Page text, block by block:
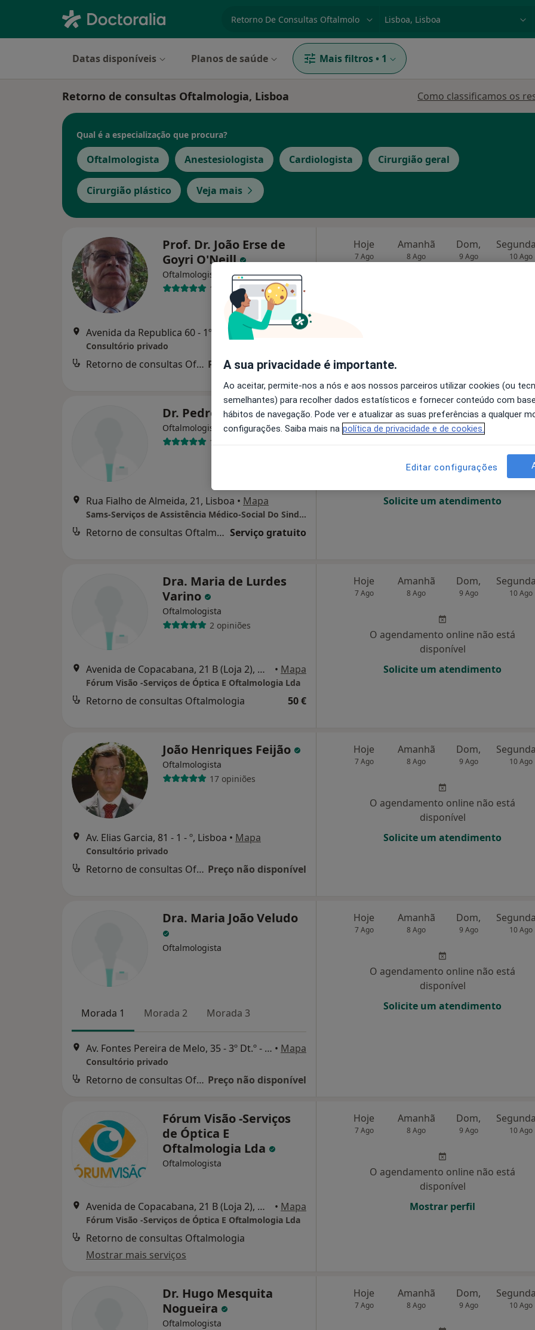
Datas disponíveis Planos de saúde Mais filtros • 1
Retorno de consultas Oftalmologia, Lisboa Como classificamos os
Qual é a especialização que procura?
Oftalmologista Anestesiologista Cardiologista Cirurgião geral
Cirurgião plástico Veja mais
Prof. Dr. João Erse de
Goyri O'Neill
Oftalmologista
1 opinião
Avenida da Republica 60 - 1º Esq, Lisboa• Mapa
Consultório privado
Retorno de consultas Oftalmologia Preço não disponível
Hoje
7 Ago
Amanhã
8 Ago
Dom,
9 Ago 10 Ago
Dr. Pedro Reis
Oftalmologista
1 opinião
Rua Fialho de Almeida, 21, Lisboa • Mapa
Sams-Serviços de Assistência Médico-Social Do Sindicato Dos Bancários Do Sul E Ilhas
Retorno de consultas Oftalmologia Serviço gratuito
Hoje
7 Ago
Amanhã
8 Ago
Dom,
9 Ago
O agendamento online não está
Solicite um atendimento
Dra. Maria de Lurdes
Varino
Oftalmologista
2 opiniões
Avenida de Copacabana, 21 B (Loja 2), Oeiras • Mapa
Fórum Visão -Serviços de Óptica E Oftalmologia Lda
Retorno de consultas Oftalmologia 50 €
Hoje
7 Ago
Amanhã
8 Ago
Dom,
9 Ago 10 Ago
O agendamento online não está
disponível
Solicite um atendimento
João Henriques Feijão
Oftalmologista
17 opiniões
Av. Elias Garcia, 81 - 1 - º, Lisboa • Mapa
Consultório privado
Retorno de consultas Oftalmologia Preço não disponível
Hoje
7 Ago
Amanhã
8 Ago
Dom,
9 Ago 10 Ago
O agendamento online não está
disponível
Solicite um atendimento
Dra. Maria João Veludo
Oftalmologista
Morada 1 Morada 2 Morada 3
Av. Fontes Pereira de Melo, 35 - 3º Dt.º - Edf. Imaviz, Lisboa • Mapa
Consultório privado
Retorno de consultas Oftalmologia Preço não disponível
Hoje
7 Ago
Amanhã
8 Ago
Dom,
9 Ago 10 Ago
O agendamento online não está
disponível
Solicite um atendimento
Fórum Visão -Serviços
de Óptica E
Oftalmologia Lda
Oftalmologista
Avenida de Copacabana, 21 B (Loja 2), Oeiras • Mapa
Fórum Visão -Serviços de Óptica E Oftalmologia Lda
Retorno de consultas Oftalmologia
Mostrar mais serviços
Hoje
7 Ago
Amanhã
8 Ago
Dom,
9 Ago 10 Ago
O agendamento online não está
disponível
Mostrar perfil
Dr. Hugo Mesquita
Nogueira
Oftalmologista
Hoje
7 Ago
Amanhã
8 Ago
Dom,
9 Ago 10 Ago
A sua privacidade é importante.
Ao aceitar, permite-nos a nós e aos nossos parceiros utilizar cookies (ou
semelhantes) para recolher dados estatísticos e fornecer conteúdo com
hábitos de navegação. Pode ver e atualizar as suas preferências a qualquer
configurações. Saiba mais na política de privacidade e de cookies.
Editar configurações